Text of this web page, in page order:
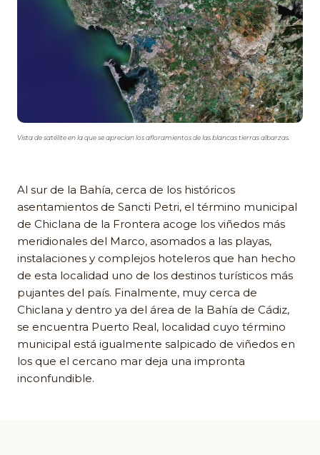
Vista de satélite en la que se aprecian los afloramientos de las blancas tierras albarzas.
Al sur de la Bahía, cerca de los históricos
asentamientos de Sancti Petri, el término municipal
de Chiclana de la Frontera acoge los viñedos más
meridionales del Marco, asomados a las playas,
instalaciones y complejos hoteleros que han hecho
de esta localidad uno de los destinos turísticos más
pujantes del país. Finalmente, muy cerca de
Chiclana y dentro ya del área de la Bahía de Cádiz,
se encuentra Puerto Real, localidad cuyo término
municipal está igualmente salpicado de viñedos en
los que el cercano mar deja una impronta
inconfundible.